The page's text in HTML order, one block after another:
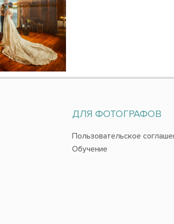
ДЛЯ ФОТОГРАФОВ
Пользовательское
Обучение